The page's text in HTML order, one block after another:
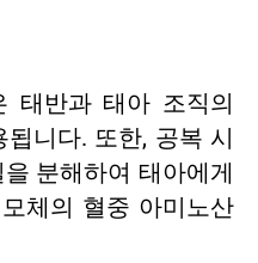
태반과 태아 조직의
니다. 또한, 공복 시
분해하여 태아에게
체의 혈중 아미노산